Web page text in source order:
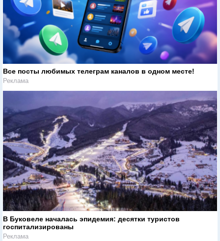
Все посты любимых телеграм каналов в одном месте!
Реклама
В Буковеле началась эпидемия: десятки туристов
госпитализированы
Реклама